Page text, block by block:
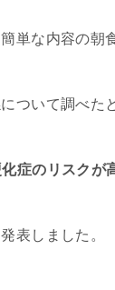
単な内容の朝
ついて調べた
症のリスクが
表しました。